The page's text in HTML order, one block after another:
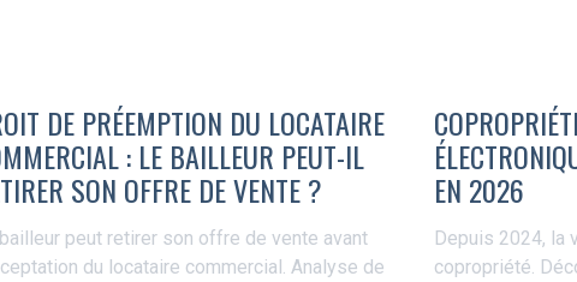
DE PRÉEMPTION DU LOCATAIRE
: LE BAILLEUR PEUT-IL
SON OFFRE DE VENTE ?
peut retirer son offre de vente avant
du locataire commercial. Analyse de
EN 2026
Depuis 2024, la
copropriété.